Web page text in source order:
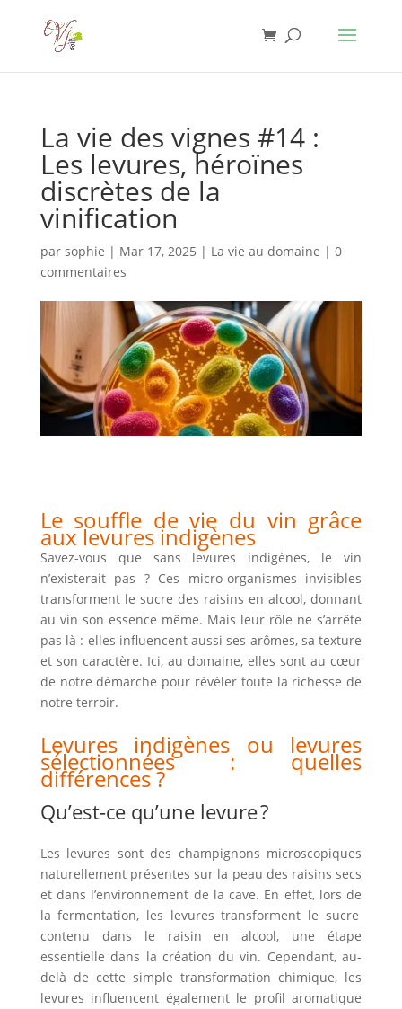
La vie des vignes #14 :
Les levures, héroïnes
discrètes de la
vinification
par sophie | Mar 17, 2025 | La vie au domaine | 0
commentaires
Le souffle de vie du vin grâce
aux levures indigènes
Savez-vous que sans levures indigènes, le vin
n’existerait pas ? Ces micro-organismes invisibles
transforment le sucre des raisins en alcool, donnant
au vin son essence même. Mais leur rôle ne s’arrête
pas là : elles influencent aussi ses arômes, sa texture
et son caractère. Ici, au domaine, elles sont au cœur
de notre démarche pour révéler toute la richesse de
notre terroir.
Levures indigènes ou levures
sélectionnées : quelles
différences ?
Qu’est-ce qu’une levure ?
Les levures sont des champignons microscopiques
naturellement présentes sur la peau des raisins secs
et dans l’environnement de la cave. En effet, lors de
la fermentation, les levures transforment le sucre
contenu dans le raisin en alcool, une étape
essentielle dans la création du vin. Cependant, au-
delà de cette simple transformation chimique, les
levures influencent également le profil aromatique